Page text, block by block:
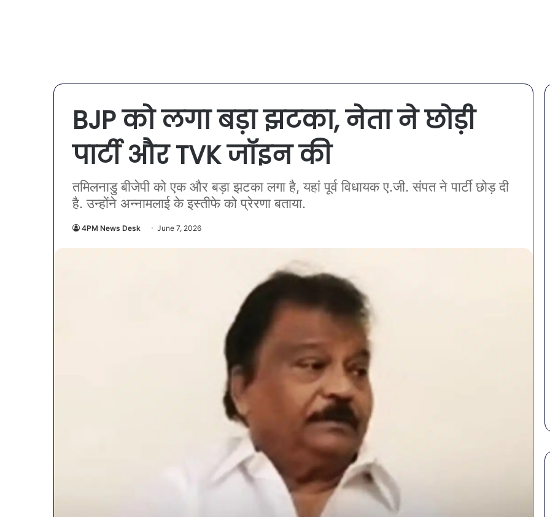
BJP को लगा बड़ा झटका, नेता ने छोड़ी
पार्टी और TVK जॉइन की
तमिलनाडु बीजेपी को एक और बड़ा झटका लगा है, यहां पूर्व विधायक ए.जी. संपत ने पार्टी छोड़ दी
है. उन्होंने अन्नामलाई के इस्तीफे को प्रेरणा बताया.
4PM News Desk June 7, 2026